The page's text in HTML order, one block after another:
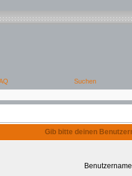
Gib bitte deinen